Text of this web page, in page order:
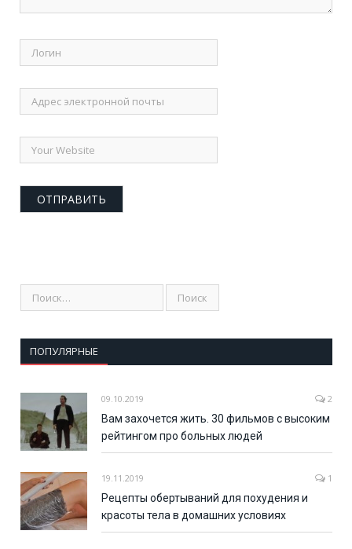
ПОПУЛЯРНЫЕ
09.10.2019 2
Вам захочется жить. 30 фильмов с высоким
рейтингом про больных людей
19.11.2019 1
Рецепты обертываний для похудения и
красоты тела в домашних условиях